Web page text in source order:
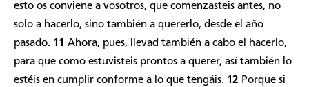
esto os conviene a vosotros, que comenzasteis antes, no
solo a hacerlo, sino también a quererlo, desde el año
pasado. 11 Ahora, pues, llevad también a cabo el hacerlo,
para que como estuvisteis prontos a querer, así también lo
estéis en cumplir conforme a lo que tengáis. 12 Porque si